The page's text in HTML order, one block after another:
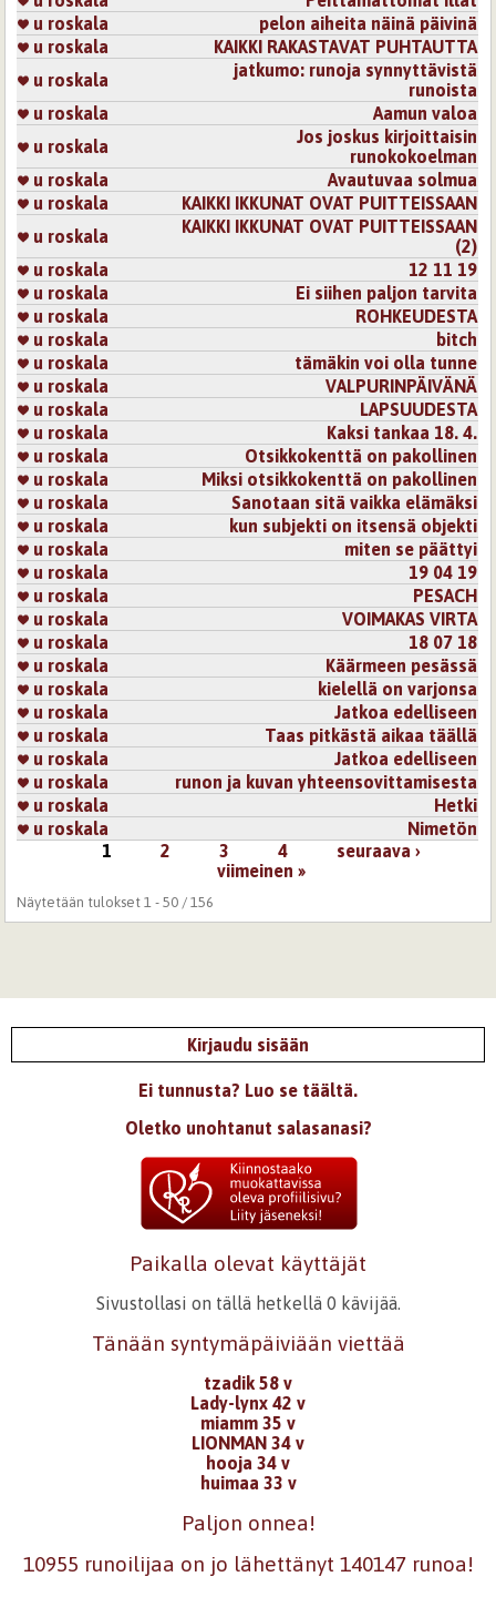
u roskala
pelon aiheita näinä päivinä
u roskala
KAIKKI RAKASTAVAT PUHTAUTTA
u roskala
jatkumo: runoja synnyttävistä
runoista
u roskala
Aamun valoa
u roskala
Jos joskus kirjoittaisin
runokokoelman
u roskala
Avautuvaa solmua
u roskala
KAIKKI IKKUNAT OVAT PUITTEISSAAN
u roskala
KAIKKI IKKUNAT OVAT PUITTEISSAAN
(2)
u roskala
12 11 19
u roskala
Ei siihen paljon tarvita
u roskala
ROHKEUDESTA
u roskala
bitch
u roskala
tämäkin voi olla tunne
u roskala
VALPURINPÄIVÄNÄ
u roskala
LAPSUUDESTA
u roskala
Kaksi tankaa 18. 4.
u roskala
Otsikkokenttä on pakollinen
u roskala
Miksi otsikkokenttä on pakollinen
u roskala
Sanotaan sitä vaikka elämäksi
u roskala
kun subjekti on itsensä objekti
u roskala
miten se päättyi
u roskala
19 04 19
u roskala
PESACH
u roskala
VOIMAKAS VIRTA
u roskala
18 07 18
u roskala
Käärmeen pesässä
u roskala
kielellä on varjonsa
u roskala
Jatkoa edelliseen
u roskala
Taas pitkästä aikaa täällä
u roskala
Jatkoa edelliseen
u roskala
runon ja kuvan yhteensovittamisesta
u roskala
Hetki
u roskala
Nimetön
1 2 3 4
seuraava ›
viimeinen »
Näytetään tulokset 1 - 50 / 156
Kirjaudu sisään
Ei tunnusta? Luo se täältä.
Oletko unohtanut salasanasi?
Paikalla olevat käyttäjät
Sivustollasi on tällä hetkellä 0 kävijää.
Tänään syntymäpäiviään viettää
tzadik 58 v
Lady-lynx 42 v
miamm 35 v
LIONMAN 34 v
hooja 34 v
huimaa 33 v
Paljon onnea!
10955 runoilijaa on jo lähettänyt 140147 runoa!